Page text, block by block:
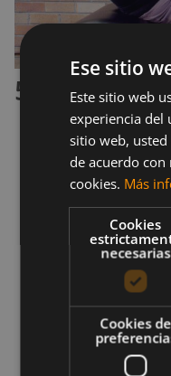
5.
Acuéstate
extendidos
Pasa los
por encima
abdominales
Levanta el
más alto.
Alterna los
Ese sitio
Este sitio web
experiencia del
sitio web, usted
de acuerdo
cookies. Más
Cookies
necesarias
Cookies de